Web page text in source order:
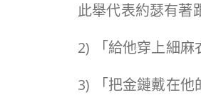
此舉代表約瑟有著
2) 「給他穿上細麻
3) 「把金鏈戴在他